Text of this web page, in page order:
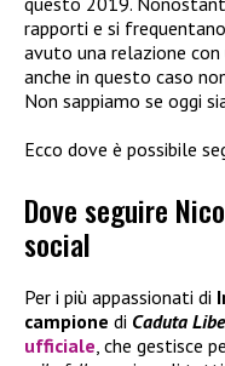
rapporti e si
avuto una relazione con
anche in questo caso
Non sappiamo se oggi
Ecco dove è possibile
Dove seguire
social
Per i più appassionati di
campione di Caduta
ufficiale, che gestisce